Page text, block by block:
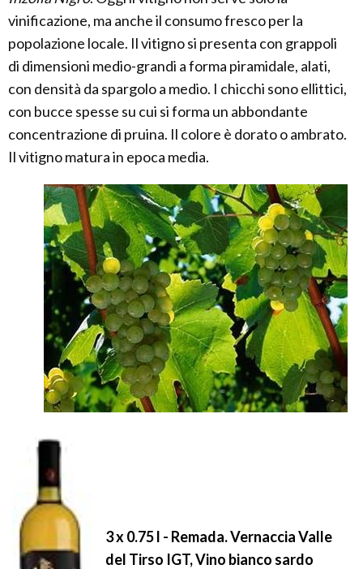
vinificazione, ma anche il consumo fresco per la
popolazione locale. Il vitigno si presenta con grappoli
di dimensioni medio-grandi a forma piramidale, alati,
con densità da spargolo a medio. I chicchi sono ellittici,
con bucce spesse su cui si forma un abbondante
concentrazione di pruina. Il colore è dorato o ambrato.
Il vitigno matura in epoca media.
3 x 0.75 l - Remada. Vernaccia Valle
del Tirso IGT, Vino bianco sardo